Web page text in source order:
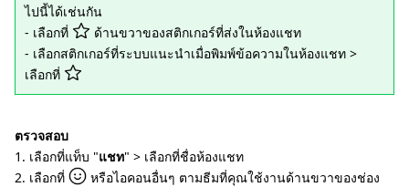
ไปนี้ได้เช่นกัน
- เลือกที่
ด้านขวาของสติกเกอร์ที่ส่งในห้องแชท
- เลือกสติกเกอร์ที่ระบบแนะนำเมื่อพิมพ์ข้อความในห้องแชท >
เลือกที่
ตรวจสอบ
1. เลือกที่แท็บ "แชท" > เลือกที่ชื่อห้องแชท
2. เลือกที่
หรือไอคอนอื่นๆ ตามธีมที่คุณใช้งานด้านขวาของช่อง